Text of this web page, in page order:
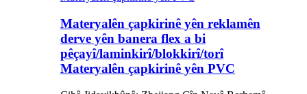
Materyalên çapkirinê yên reklamên
derve yên banera flex a bi
pêçayî/laminkirî/blokkirî/torî
Materyalên çapkirinê yên PVC